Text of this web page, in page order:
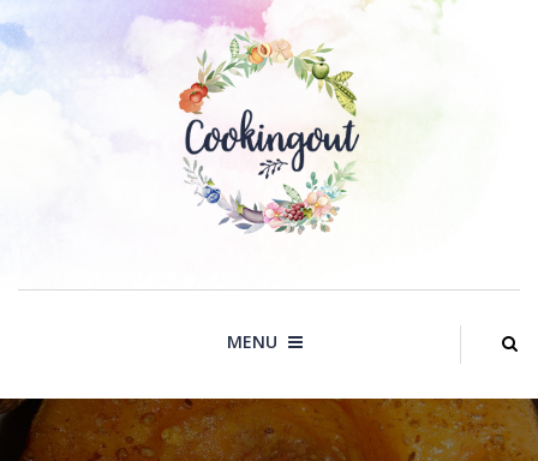
to
MENU